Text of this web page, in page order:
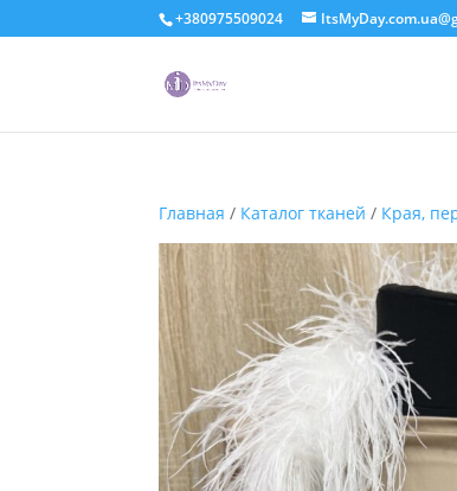
+380975509024
Главная / Каталог тканей / Края,